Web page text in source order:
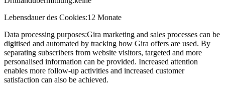
Lebensdauer des Cookies:12 Monate
Data processing purposes:Gira marketing and sales processes can be
digitised and automated by tracking how Gira offers are used. By
separating subscribers from website visitors, targeted and more
personalised information can be provided. Increased attention
enables more follow-up activities and increased customer
satisfaction can also be achieved.